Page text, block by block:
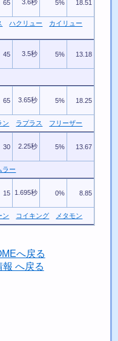
65 3.6秒 5% 18.51
ハクリュー
カイリュー
45 3.5秒 5% 13.18
65 3.65秒 5% 18.25
ン ラプラス フリーザー
30 2.25秒 5% 13.67
ラー
15 1.695秒 0% 8.85
ン コイキング メタモン
へ戻る
へ戻る